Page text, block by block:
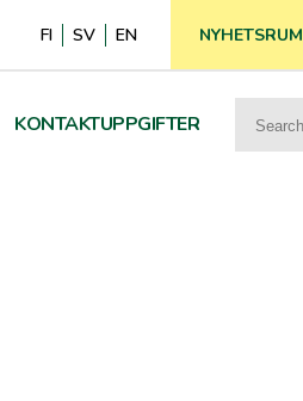
FI SV EN NYHETSRUM
KONTAKTUPPGIFTER
Search
for: